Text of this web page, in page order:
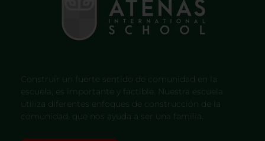
Construir un fuerte sentido de comunidad en la
escuela, es importante y factible. Nuestra escuela
utiliza diferentes enfoques de construcción de la
comunidad, que nos ayuda a ser una familia.